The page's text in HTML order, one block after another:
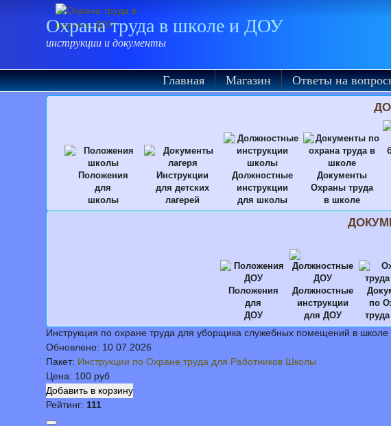
Охрана труда в школе и ДОУ
инструкции и документы
Главная Магазин Ответы на
Положения
для
школы
Инструкции
для детских
лагерей
Должностные
инструкции
для школы
Документы
Охраны труда
в школе
Положения
для
ДОУ
Должностные
инструкции
для ДОУ
по
Инструкция по охране труда для уборщика служебных помещений в школе
Обновлено: 10.07.2026
Пакет: Инструкции по Охране труда для Работников Школы
Цена: 100 руб
Рейтинг: 111